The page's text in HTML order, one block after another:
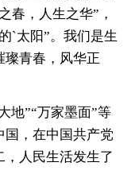
春，人生之华”，
`太阳”。我们是生
璨青春，风华正
”“万家墨面”等
国，在中国共产党
人民生活发生了